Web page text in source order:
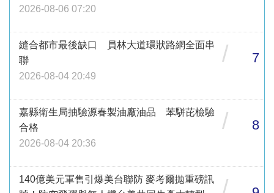
2026-08-06 07:20
縫合都市最後缺口 員林大道環狀路網全面串
聯
2026-08-04 20:49
/ 7
嘉縣衛生局抽驗源春製油廠油品 苯駢芘檢驗
合格
2026-08-04 20:36
/ 8
140億美元軍售引爆美台聯防 麥考爾拋重磅訊